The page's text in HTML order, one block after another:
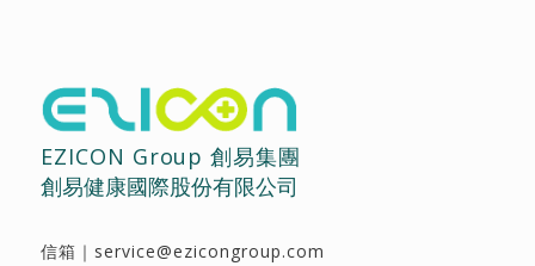
EZICON Group 創易集團
創易健康國際股份有限公司
信箱｜ service@ezicongroup.com